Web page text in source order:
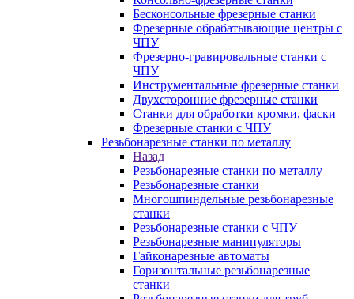
Бесконсольные фрезерные станки
Фрезерные обрабатывающие центры с
ЧПУ
Фрезерно-гравировальные станки с
ЧПУ
Инструментальные фрезерные станки
Двухсторонние фрезерные станки
Станки для обработки кромки, фаски
Фрезерные станки с ЧПУ
Резьбонарезные станки по металлу
Назад
Резьбонарезные станки по металлу
Резьбонарезные станки
Многошпиндельные резьбонарезные
станки
Резьбонарезные станки с ЧПУ
Резьбонарезные манипуляторы
Гайконарезные автоматы
Горизонтальные резьбонарезные
станки